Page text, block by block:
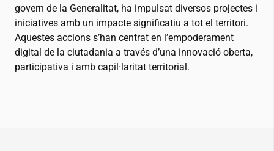
govern de la Generalitat, ha impulsat diversos projectes i
iniciatives amb un impacte significatiu a tot el territori.
Aquestes accions s’han centrat en l’empoderament
digital de la ciutadania a través d’una innovació oberta,
participativa i amb capil·laritat territorial.